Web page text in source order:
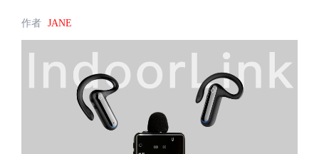
作者 JANE